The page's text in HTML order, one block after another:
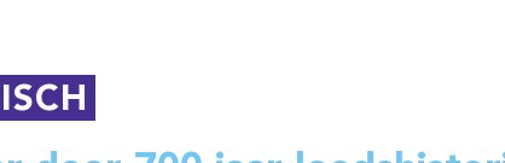
en kleine